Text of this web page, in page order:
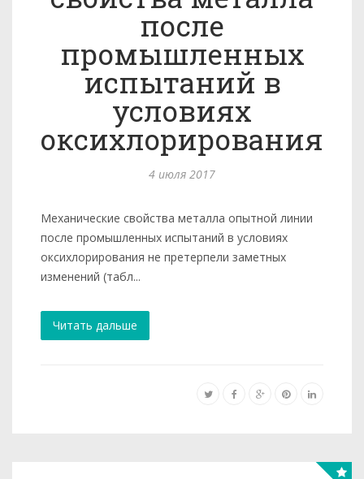
после
промышленных
испытаний в
условиях
оксихлорирования
4 июля 2017
Механические свойства металла опытной линии
после промышленных испытаний в условиях
оксихлорирования не претерпели заметных
изменений (табл...
Читать дальше